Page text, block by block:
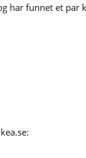
har funnet et par